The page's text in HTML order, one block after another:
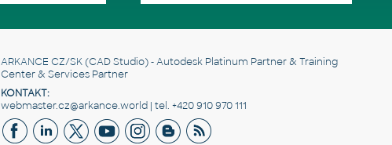
ARKANCE CZ/SK(CAD Studio) - Autodesk Platinum Partner & Training
Center & Services Partner
KONTAKT:
webmaster.cz@arkance.world | tel. +420 910 970 111